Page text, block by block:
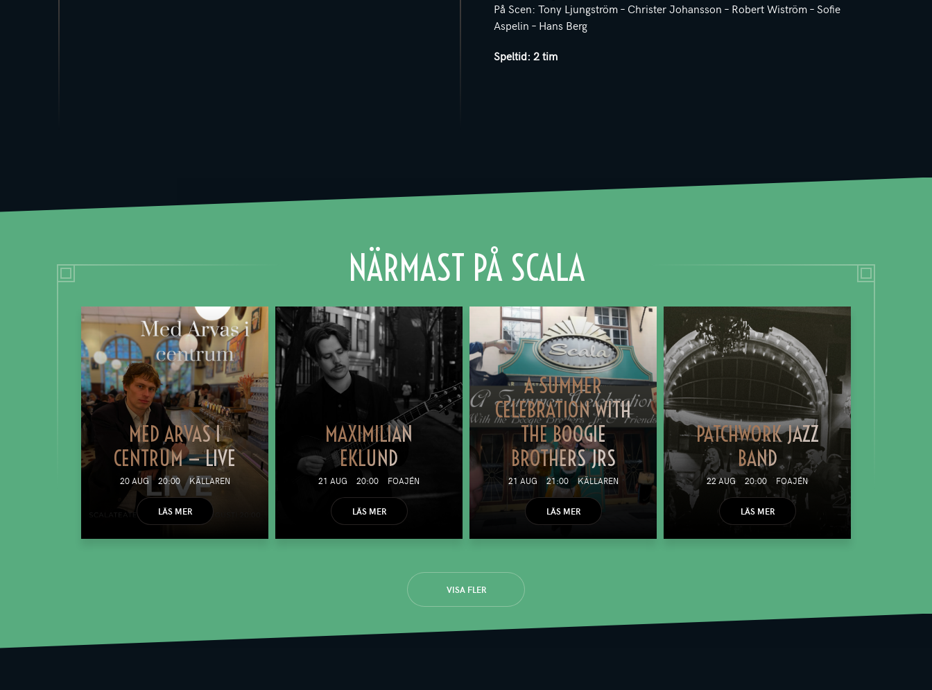
På Scen: Tony Ljungström – Christer Johansson – Robert Wiström – Sofie
Aspelin – Hans Berg
Speltid: 2 tim
NÄRMAST PÅ SCALA
MED ARVAS I
CENTRUM — LIVE
20 AUG 20:00 KÄLLAREN
LÄS MER
MAXIMILIAN
EKLUND
21 AUG 20:00 FOAJÉN
LÄS MER
A SUMMER
CELEBRATION WITH
THE BOOGIE
BROTHERS JRS
21 AUG 21:00 KÄLLAREN
LÄS MER
PATCHWORK JAZZ
BAND
22 AUG 20:00 FOAJÉN
LÄS MER
VISA FLER